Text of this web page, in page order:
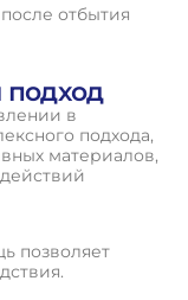
отбытия
в
подхода,
материалов,
позволяет